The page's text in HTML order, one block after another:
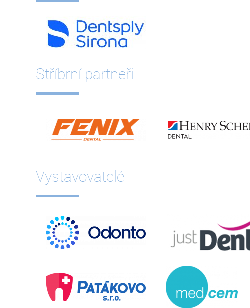
Stříbrní partneři
Vystavovatelé